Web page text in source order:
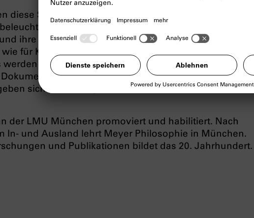
diese Sätze den Leitfaden seiner Biografie Hannah
Meyer die Faszination und die Kritik, die die
ihre Schriften zeitlebens auslösten, und macht dabei
für Kenner das Phänomen ‚Hannah Arendt‘
werden bislang völlig unbekanntes Archivmaterial und
herangezogen, um Arendt in ihrer Zeit
sich neue Perspektiven auf Arendts revolutionäres
der LMU München promoviert und habilitiert. Nach
In- und Ausland lehrt Meyer Philosophie in München.
und Publikationen bildet das 20. Jahrhundert.